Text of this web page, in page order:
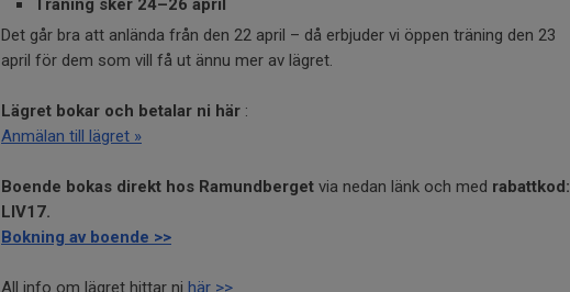
Träning sker 24–26 april
Det går bra att anlända från den 22 april – då erbjuder vi öppen träning den 23
april för dem som vill få ut ännu mer av lägret.
Lägret bokar och betalar ni här :
Anmälan till lägret »
Boende bokas direkt hos Ramundberget via nedan länk och med rabattkod:
LIV17.
Bokning av boende >>
All info om lägret hittar ni här >>